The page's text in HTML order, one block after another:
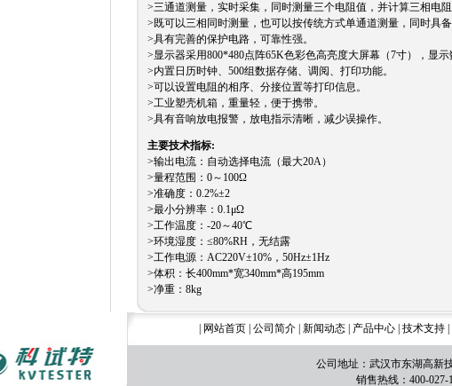
>三通道测量，实时采集，同时测量三个电阻值，并计算三相电阻
>既可以三相同时测量，也可以按传统方式单通道测量，同时具
>具有完善的保护电路，可靠性强。
>显示器采用800*480点阵65K色彩色高亮度大屏幕（7寸），显示
>内置日历时钟、500组数据存储、调阅、打印功能。
>可以设置电阻的相序、分接位置等打印信息。
>工业塑壳机箱，重量轻，便于携带。
>具有音响放电报警，放电指示清晰，减少误操作。
主要技术指标:
>输出电流：自动选择电流（最大20A）
>量程范围：0～100Ω
>准确度：0.2%±2
>最小分辨率：0.1μΩ
>工作温度：-20～40℃
>环境湿度：≤80%RH，无结露
>工作电源：AC220V±10%，50Hz±1Hz
>体积：长400mm*宽340mm*高195mm
>净重：8kg
网站首页 公司简介 新闻动态 产品中心 技术支持
公司地址：武汉市东湖高新
销售热线：400-027-